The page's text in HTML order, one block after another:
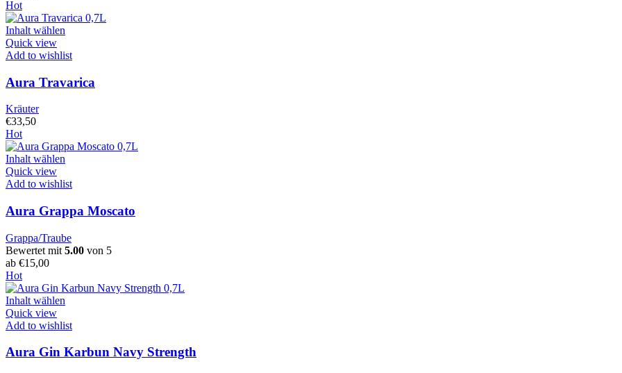
Hot
Inhalt wählen
Quick view
Add to wishlist
Aura Travarica
Kräuter
€33,50
Hot
Inhalt wählen
Quick view
Add to wishlist
Aura Grappa Moscato
Grappa/Traube
Bewertet mit 5.00 von 5
ab €15,00
Hot
Inhalt wählen
Quick view
Add to wishlist
Aura Gin Karbun Navy Strength